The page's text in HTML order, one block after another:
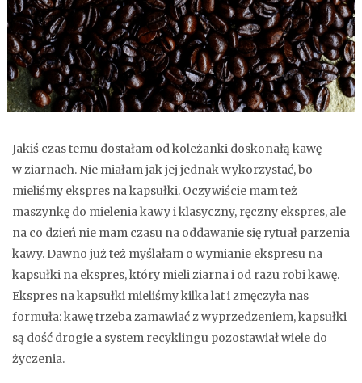
Jakiś czas temu dostałam od koleżanki doskonałą kawę
w ziarnach. Nie miałam jak jej jednak wykorzystać, bo
mieliśmy ekspres na kapsułki. Oczywiście mam też
maszynkę do mielenia kawy i klasyczny, ręczny ekspres, ale
na co dzień nie mam czasu na oddawanie się rytuał parzenia
kawy. Dawno już też myślałam o wymianie ekspresu na
kapsułki na ekspres, który mieli ziarna i od razu robi kawę.
Ekspres na kapsułki mieliśmy kilka lat i zmęczyła nas
formuła: kawę trzeba zamawiać z wyprzedzeniem, kapsułki
są dość drogie a system recyklingu pozostawiał wiele do
życzenia.